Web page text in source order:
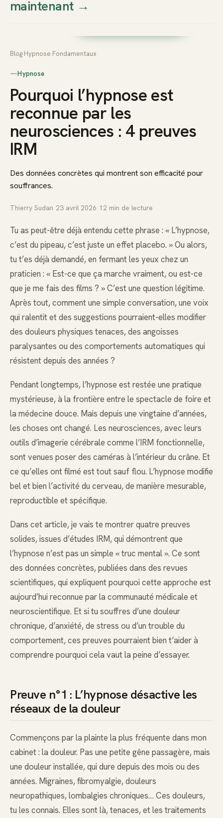
Thierry
Prendre rendez-vous dès
maintenant→
Blog Hypnose Fondamentaux
—Hypnose
Pourquoi l’hypnose est
reconnue par les
neurosciences : 4 preuves
IRM
Des données concrètes qui montrent son efficacité pour
souffrances.
Thierry Sudan 23 avril 2026 12 min de lecture
Tu as peut-être déjà entendu cette phrase : « L’hypnose,
c’est du pipeau, c’est juste un effet placebo. » Ou alors,
tu t’es déjà demandé, en fermant les yeux chez un
praticien : « Est-ce que ça marche vraiment, ou est-ce
que je me fais des films ? » C’est une question légitime.
Après tout, comment une simple conversation, une voix
qui ralentit et des suggestions pourraient-elles modifier
des douleurs physiques tenaces, des angoisses
paralysantes ou des comportements automatiques qui
résistent depuis des années ?
Pendant longtemps, l’hypnose est restée une pratique
mystérieuse, à la frontière entre le spectacle de foire et
la médecine douce. Mais depuis une vingtaine d’années,
les choses ont changé. Les neurosciences, avec leurs
outils d’imagerie cérébrale comme l’IRM fonctionnelle,
sont venues poser des caméras à l’intérieur du crâne. Et
ce qu’elles ont filmé est tout sauf flou. L’hypnose modifie
bel et bien l’activité du cerveau, de manière mesurable,
reproductible et spécifique.
Dans cet article, je vais te montrer quatre preuves
solides, issues d’études IRM, qui démontrent que
l’hypnose n’est pas un simple « truc mental ». Ce sont
des données concrètes, publiées dans des revues
scientifiques, qui expliquent pourquoi cette approche est
aujourd’hui reconnue par la communauté médicale et
neuroscientifique. Et si tu souffres d’une douleur
chronique, d’anxiété, de stress ou d’un trouble du
comportement, ces preuves pourraient bien t’aider à
comprendre pourquoi cela vaut la peine d’essayer.
Preuve n°1 : L’hypnose désactive les
réseaux de la douleur
Commençons par la plainte la plus fréquente dans mon
cabinet : la douleur. Pas une petite gêne passagère, mais
une douleur installée, qui dure depuis des mois ou des
années. Migraines, fibromyalgie, douleurs
neuropathiques, lombalgies chroniques… Ces douleurs,
tu les connais. Elles sont là, tenaces, et les traitements